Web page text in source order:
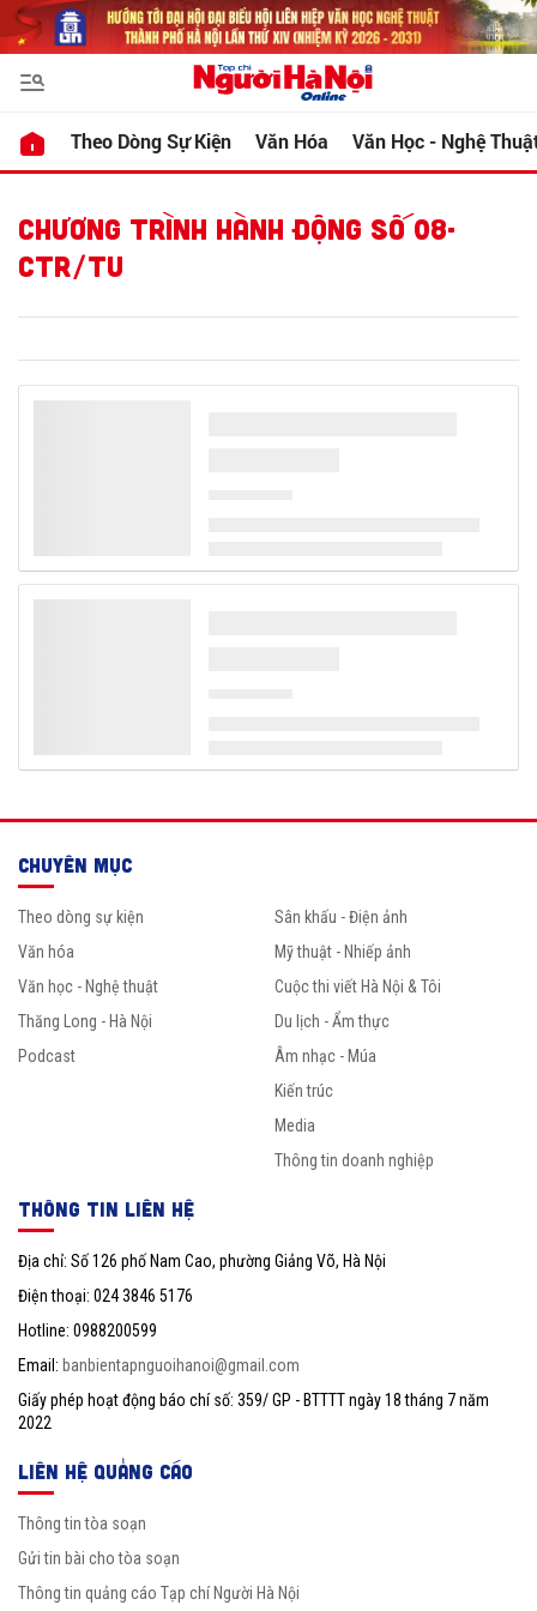
Theo Dòng Sự Kiện Văn Hóa Văn Học - Nghệ
CHƯƠNG TRÌNH HÀNH ĐỘNG SỐ 08-
CTR/TU
CHUYÊN MỤC
Theo dòng sự kiện
Văn hóa
Văn học - Nghệ thuật
Thăng Long - Hà Nội
Podcast
Sân khấu - Điện ảnh
Mỹ thuật - Nhiếp ảnh
Cuộc thi viết Hà Nội & Tôi
Du lịch - Ẩm thực
Âm nhạc - Múa
Kiến trúc
Media
Thông tin doanh nghiệp
THÔNG TIN LIÊN HỆ
Địa chỉ: Số 126 phố Nam Cao, phường Giảng Võ, Hà Nội
Điện thoại: 024 3846 5176
Hotline: 0988200599
Email: banbientapnguoihanoi@gmail.com
Giấy phép hoạt động báo chí số: 359/ GP - BTTTT ngày 18 tháng 7 năm
2022
LIÊN HỆ QUẢNG CÁO
Thông tin tòa soạn
Gửi tin bài cho tòa soạn
Thông tin quảng cáo Tạp chí Người Hà Nội